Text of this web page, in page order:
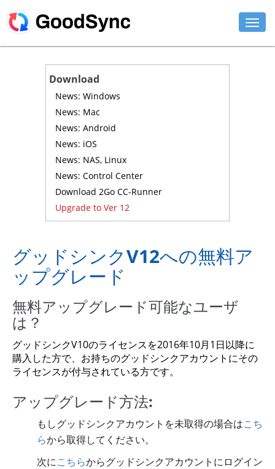
ダウンロード
Download
News: Windows
News: Mac
News: Android
News: iOS
News: NAS, Linux
News: Control Center
Download 2Go CC-Runner
Upgrade to Ver 12
グッドシンクV12への無料ア
ップグレード
無料アップグレード可能なユーザ
は？
グッドシンクV10のライセンスを2016年10月1日以降に
購入した方で、お持ちのグッドシンクアカウントにその
ライセンスが付与されている方です。
アップグレード方法:
もしグッドシンクアカウントを未取得の場合はこち
らから取得してください。
次にこちらからグッドシンクアカウントにログイン